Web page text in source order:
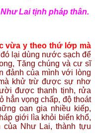
Lai tịnh pháp thân.
vừa y theo thứ lớp mà
lại dùng nước sạch để
Tăng chúng và cư sĩ
đảnh của mình với lòng
khử trừ được sự nhơ
được thanh tịnh, rửa
hẳn vọng chấp, độ thoát
oan gia nhiều kiếp,
giới lìa khỏi biển khổ,
của Như Lai, thành tựu